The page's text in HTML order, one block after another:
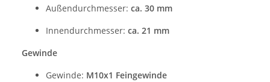
Außendurchmesser: ca. 30 mm
Innendurchmesser: ca. 21 mm
Gewinde
Gewinde: M10x1 Feingewinde